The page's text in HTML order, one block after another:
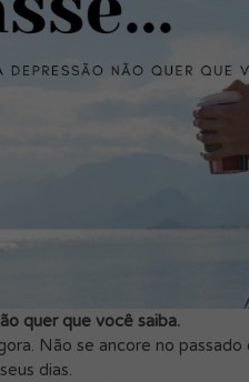
quer que você saiba.
Não se ancore no
dias.